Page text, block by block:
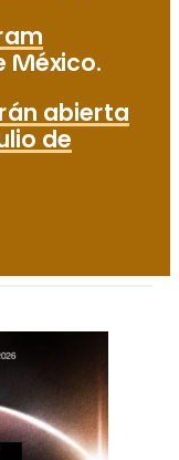
México.
abierta
de